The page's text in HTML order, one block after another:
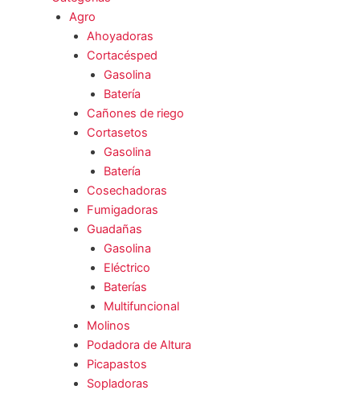
Agro
Ahoyadoras
Cortacésped
Gasolina
Batería
Cañones de riego
Cortasetos
Gasolina
Batería
Cosechadoras
Fumigadoras
Guadañas
Gasolina
Eléctrico
Baterías
Multifuncional
Molinos
Podadora de Altura
Picapastos
Sopladoras